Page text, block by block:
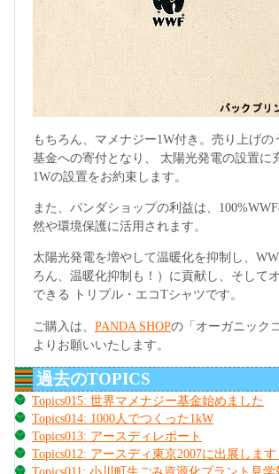
もちろん、マメナジー1W付き。売り上げの
基金への寄付となり、 太陽光発電の設置に
1Wの設置をお約束します。
また、パンダショップの利益は、
然や環境保護に活用されます。
太陽光発電を増やして温暖化を抑制し、
ろん、温暖化抑制も！）に貢献し、そして
できる トリプル・エコTシャツです。
ご購入は、 PANDA SHOPの「オーガニック
よりお願いいたします。
過去のTOPICS
Topics015: 世界マメナジー基金始めました
Topics014: 1000人でつくった1kW
Topics013: アースディレポート
Topics012: アースディ東京2007に出展します